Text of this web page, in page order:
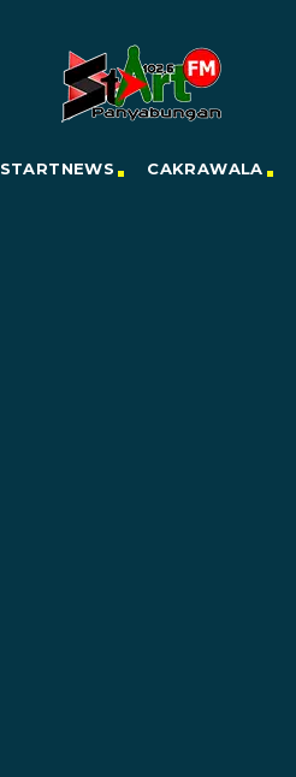
STARTNEWS CAKRAWALA